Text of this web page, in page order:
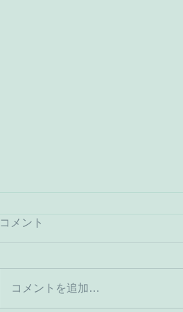
猛暑から酷暑へ
コメント
コメントを追加…